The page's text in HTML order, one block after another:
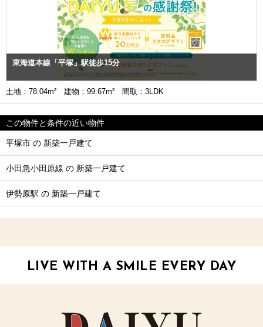
東海道本線「平塚」駅徒歩15分
土地：78.04m² 建物：99.67m² 間取：3LDK
この物件と条件の近い物件
平塚市 の 新築一戸建て
小田急小田原線 の 新築一戸建て
伊勢原駅 の 新築一戸建て
LIVE WITH A SMILE EVERY DAY